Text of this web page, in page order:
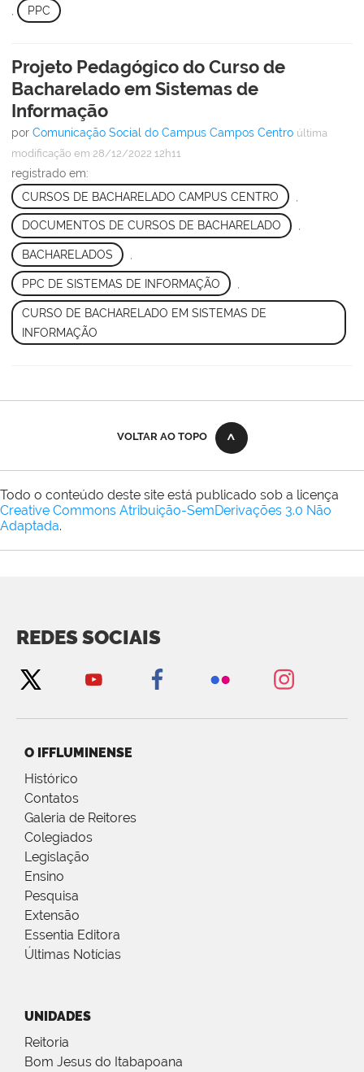
PPC
Projeto Pedagógico do Curso de
Bacharelado em Sistemas de
Informação
por Comunicação Social do Campus Campos Centro última
modificação em 28/12/2022 12h11
registrado em:
CURSOS DE BACHARELADO CAMPUS CENTRO
DOCUMENTOS DE CURSOS DE BACHARELADO ,
BACHARELADOS
PPC DE SISTEMAS DE INFORMAÇÃO
CURSO DE BACHARELADO EM SISTEMAS DE
INFORMAÇÃO
VOLTAR AO TOPO
Todo o conteúdo deste site está publicado sob a licença
Creative Commons Atribuição-SemDerivações 3.0 Não
Adaptada.
REDES SOCIAIS
O IFFLUMINENSE
Histórico
Contatos
Galeria de Reitores
Colegiados
Legislação
Ensino
Pesquisa
Extensão
Essentia Editora
Últimas Notícias
UNIDADES
Reitoria
Bom Jesus do Itabapoana